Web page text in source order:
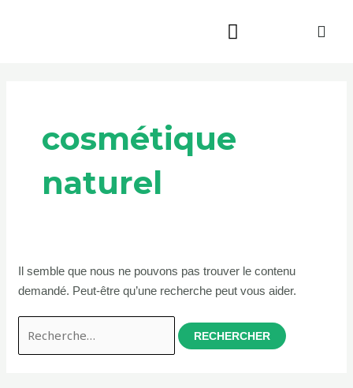
cosmétique
naturel
Il semble que nous ne pouvons pas trouver le contenu
demandé. Peut-être qu’une recherche peut vous aider.